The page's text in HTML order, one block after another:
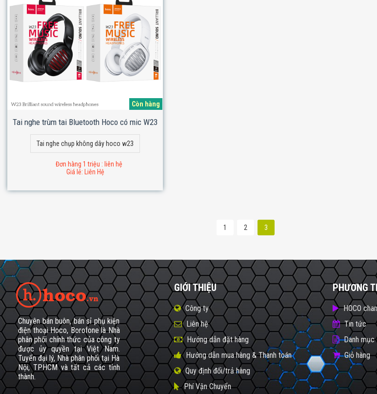
Còn hàng
Tai nghe trùm tai Bluetooth Hoco có mic W23
Tai nghe chụp không dây hoco w23
Đơn hàng 1 triệu : liên hệ
Giá lẻ: Liên Hệ
1 2 3
Chuyên bán buôn, bán sỉ phụ kiện
điện thoại Hoco, Borofone là Nhà
phân phối chính thức của công ty
được ủy quyền tại Việt Nam.
Tuyển đại lý, Nhà phân phối tại Hà
Nội, TPHCM và tất cả các tỉnh
thành.
GIỚI THIỆU
Công ty
Liên hệ
Hướng dẫn đặt hàng
Hướng dẫn mua hàng & Thanh toán
Quy định đổi/trả hàng
Phí Vận Chuyển
PHƯƠNG
HOCO
Tin tức
Danh mục
Giỏ hàng